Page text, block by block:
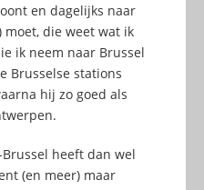
en dagelijks naar
die weet wat ik
ik neem naar Brussel
Brusselse stations
hij zo goed als
heeft dan wel
(en meer) maar